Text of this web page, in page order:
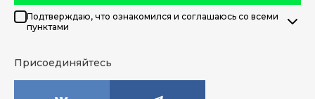
Подтверждаю, что ознакомился и соглашаюсь со всеми
пунктами
Присоединяйтесь